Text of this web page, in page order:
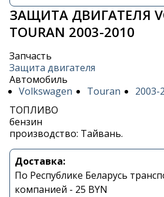
ЗАЩИТА ДВИГАТЕЛЯ
TOURAN 2003-2010
Запчасть
Защита двигателя
Автомобиль
Volkswagen
Touran
2003-
ТОПЛИВО
бензин
производство: Тайвань.
Доставка:
По Республике Беларусь
компанией - 25 BYN
Контакты